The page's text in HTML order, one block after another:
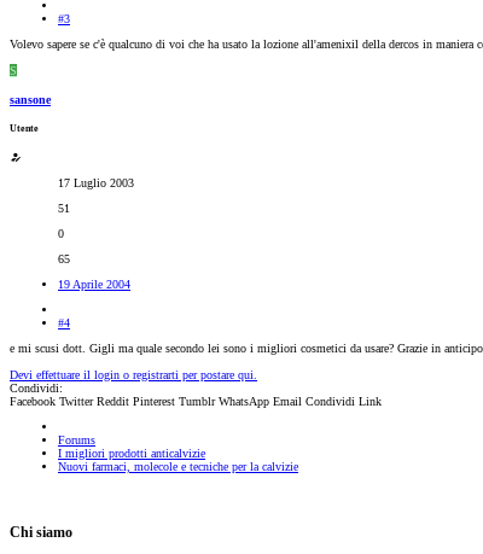
#3
Volevo sapere se c'è qualcuno di voi che ha usato la lozione all'amenixil della dercos in
S
sansone
Utente
17 Luglio 2003
51
0
65
19 Aprile 2004
#4
e mi scusi dott. Gigli ma quale secondo lei sono i migliori cosmetici da usare? Grazie in anticipo
Devi effettuare il login o registrarti per postare qui.
Condividi:
Facebook Twitter Reddit Pinterest Tumblr WhatsApp Email Condividi Link
Forums
I migliori prodotti anticalvizie
Nuovi farmaci, molecole e tecniche per la calvizie
Chi siamo